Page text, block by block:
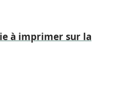
à imprimer sur la